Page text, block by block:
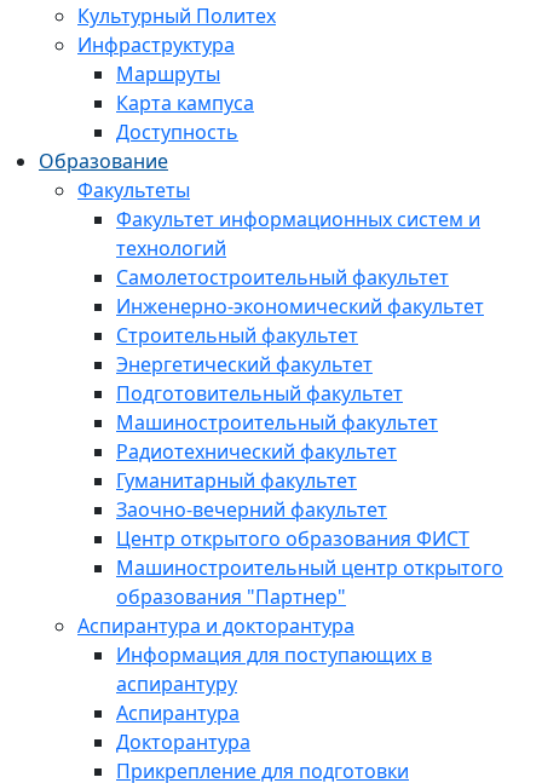
Культурный Политех
Инфраструктура
Маршруты
Карта кампуса
Доступность
Образование
Факультеты
Факультет информационных систем и
технологий
Самолетостроительный факультет
Инженерно-экономический факультет
Строительный факультет
Энергетический факультет
Подготовительный факультет
Машиностроительный факультет
Радиотехнический факультет
Гуманитарный факультет
Заочно-вечерний факультет
Центр открытого образования ФИСТ
Машиностроительный центр открытого
образования "Партнер"
Аспирантура и докторантура
Информация для поступающих в
аспирантуру
Аспирантура
Докторантура
Прикрепление для подготовки